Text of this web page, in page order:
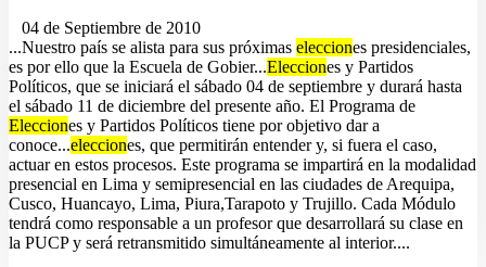
04 de Septiembre de 2010
...Nuestro país se alista para sus próximas elecciones presidenciales,
es por ello que la Escuela de Gobier...Elecciones y Partidos
Políticos, que se iniciará el sábado 04 de septiembre y durará hasta
el sábado 11 de diciembre del presente año. El Programa de
Elecciones y Partidos Políticos tiene por objetivo dar a
conoce...elecciones, que permitirán entender y, si fuera el caso,
actuar en estos procesos. Este programa se impartirá en la modalidad
presencial en Lima y semipresencial en las ciudades de Arequipa,
Cusco, Huancayo, Lima, Piura,Tarapoto y Trujillo. Cada Módulo
tendrá como responsable a un profesor que desarrollará su clase en
la PUCP y será retransmitido simultáneamente al interior....